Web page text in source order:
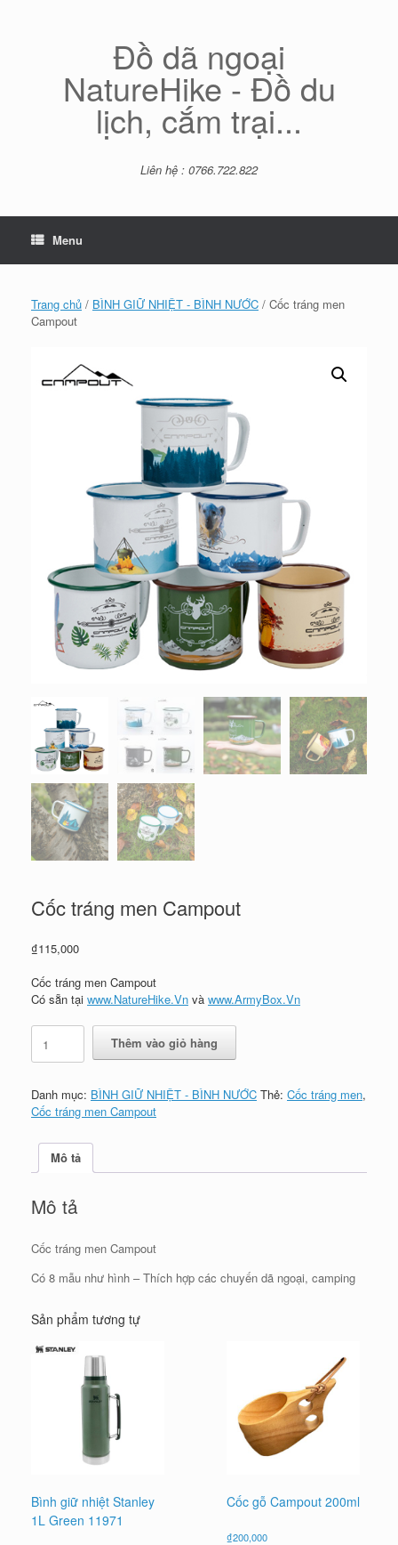
Đồ dã ngoại
NatureHike - Đồ du
lịch, cắm trại...
Liên hệ : 0766.722.822
Menu
Trang chủ / BÌNH GIỮ NHIỆT - BÌNH NƯỚC / Cốc tráng men
Campout
Cốc tráng men Campout
₫115,000
Cốc tráng men Campout
Có sẵn tại www.NatureHike.Vn và www.ArmyBox.Vn
Cốc
tráng
men
số
lượng
Thêm vào giỏ hàng
Danh mục: BÌNH GIỮ NHIỆT - BÌNH NƯỚC Thẻ: Cốc tráng men,
Cốc tráng men Campout
Mô tả
Mô tả
Cốc tráng men Campout
Có 8 mẫu như hình – Thích hợp các chuyến dã ngoại, camping
Sản phẩm tương tự
Bình giữ nhiệt Stanley
1L Green 11971
Cốc gỗ Campout 200ml
₫200,000